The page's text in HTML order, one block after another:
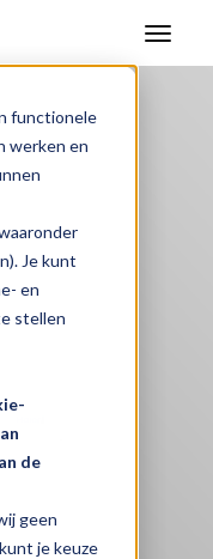
functionele
werken en
Je kunt
en
stellen
de
geen
je keuze